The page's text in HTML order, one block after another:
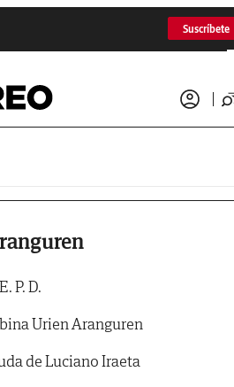
Suscríbete
P. D.
Urien Aranguren
de Luciano Iraeta